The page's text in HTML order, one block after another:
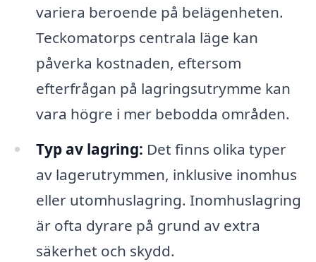
variera beroende på belägenheten.
Teckomatorps centrala läge kan
påverka kostnaden, eftersom
efterfrågan på lagringsutrymme kan
vara högre i mer bebodda områden.
Typ av lagring: Det finns olika typer
av lagerutrymmen, inklusive inomhus
eller utomhuslagring. Inomhuslagring
är ofta dyrare på grund av extra
säkerhet och skydd.